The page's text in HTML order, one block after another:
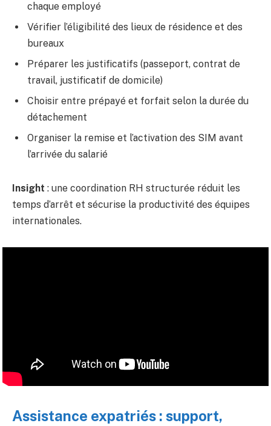
chaque employé
Vérifier l’éligibilité des lieux de résidence et des
bureaux
Préparer les justificatifs (passeport, contrat de
travail, justificatif de domicile)
Choisir entre prépayé et forfait selon la durée du
détachement
Organiser la remise et l’activation des SIM avant
l’arrivée du salarié
Insight : une coordination RH structurée réduit les
temps d’arrêt et sécurise la productivité des équipes
internationales.
Assistance expatriés : support,